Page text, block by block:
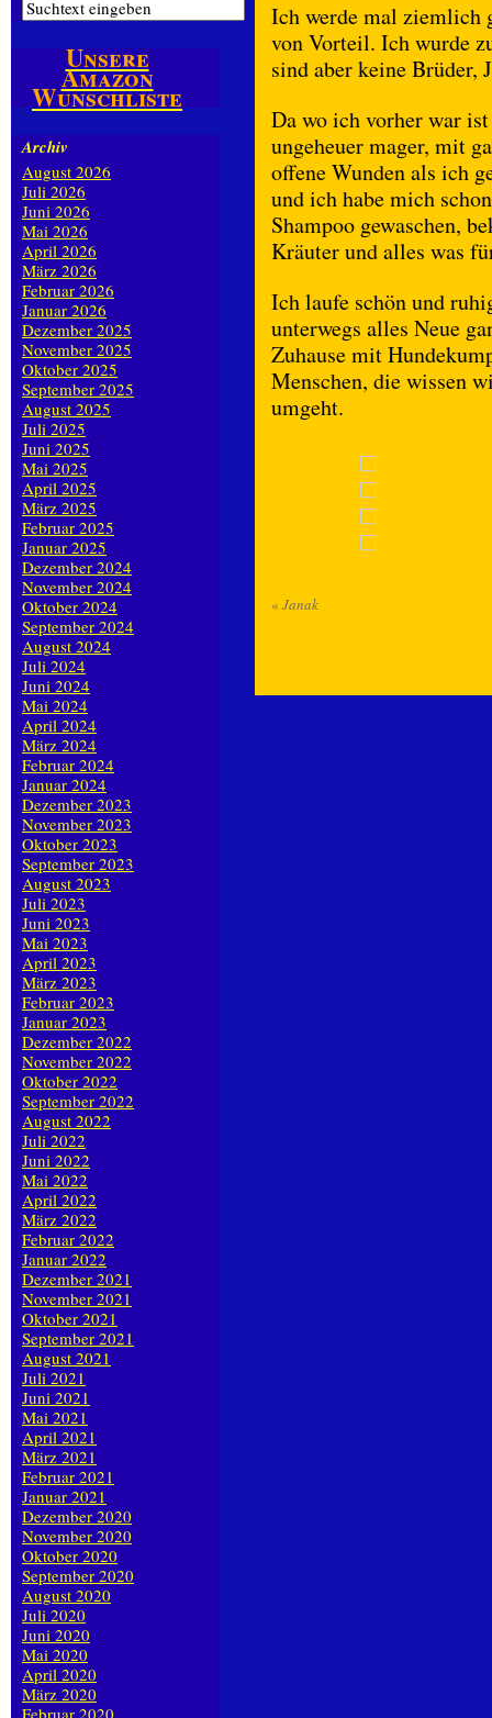
Ich werde mal ziemlich
von Vorteil. Ich wurde
sind aber keine Brüder,
Da wo ich vorher war
ungeheuer mager, mit
offene Wunden als ich
und ich habe mich
Shampoo gewaschen,
Kräuter und alles was
Ich laufe schön und
unterwegs alles Neue
Zuhause mit
Menschen, die wissen
umgeht.
« Janak
Unsere
Amazon
Wunschliste
Archiv
August 2026
Juli 2026
Juni 2026
Mai 2026
April 2026
März 2026
Februar 2026
Januar 2026
Dezember 2025
November 2025
Oktober 2025
September 2025
August 2025
Juli 2025
Juni 2025
Mai 2025
April 2025
März 2025
Februar 2025
Januar 2025
Dezember 2024
November 2024
Oktober 2024
September 2024
August 2024
Juli 2024
Juni 2024
Mai 2024
April 2024
März 2024
Februar 2024
Januar 2024
Dezember 2023
November 2023
Oktober 2023
September 2023
August 2023
Juli 2023
Juni 2023
Mai 2023
April 2023
März 2023
Februar 2023
Januar 2023
Dezember 2022
November 2022
Oktober 2022
September 2022
August 2022
Juli 2022
Juni 2022
Mai 2022
April 2022
März 2022
Februar 2022
Januar 2022
Dezember 2021
November 2021
Oktober 2021
September 2021
August 2021
Juli 2021
Juni 2021
Mai 2021
April 2021
März 2021
Februar 2021
Januar 2021
Dezember 2020
November 2020
Oktober 2020
September 2020
August 2020
Juli 2020
Juni 2020
Mai 2020
April 2020
März 2020
Februar 2020